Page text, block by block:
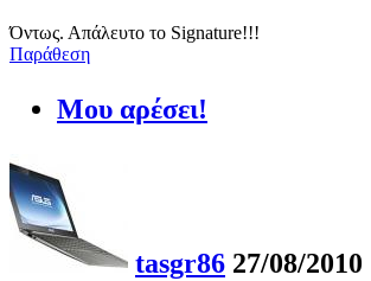
Όντως. Απάλευτο το Signature!!!
Παράθεση
Μου αρέσει!
tasgr86 27/08/2010